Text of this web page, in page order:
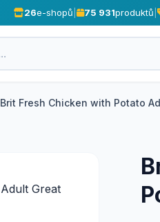
26e-shopů 75 931produktů
Brit Fresh Chicken with Potato